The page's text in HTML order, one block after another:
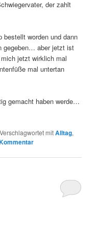
der zahlt
bestellt worden und dann
gegeben… aber jetzt ist
jetzt wirklich mal
mal untertan
gemacht haben werde…
Verschlagwortet mitAlltag,